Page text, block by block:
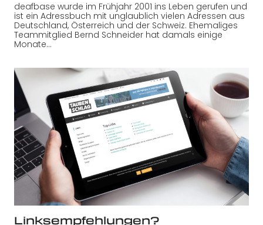
deafbase wurde im Frühjahr 2001 ins Leben gerufen und
ist ein Adressbuch mit unglaublich vielen Adressen aus
Deutschland, Österreich und der Schweiz. Ehemaliges
Teammitglied Bernd Schneider hat damals einige
Monate…
Linksempfehlungen?